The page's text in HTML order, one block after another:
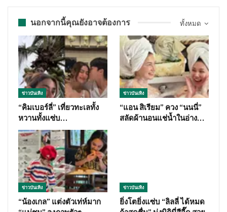
ทั้งหมด
นอกจากนี้คุณยังอาจต้องการ
ข่าวบันเทิง
“คิมเบอร์ลี่” เที่ยวทะเลทั้ง
หวานทั้งแซ่บ…
ข่าวบันเทิง
“แอน สิเรียม” ควง “นนนี่”
สลัดผ้านอนแช่น้ำในอ่าง…
ข่าวบันเทิง
“น้องเกล” แต่งตัวเท่ห์มาก
ข่าวบันเทิง
ยิ่งโตยิ่งแซ่บ “ลิลลี่ ได้หมด